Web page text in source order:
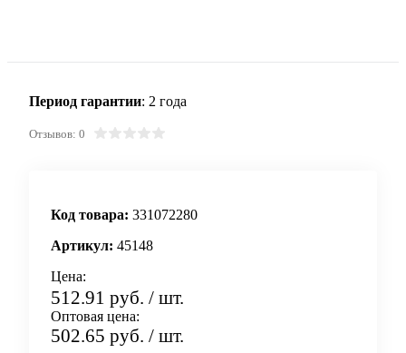
Период гарантии: 2 года
Отзывов: 0
Код товара: 331072280
Артикул: 45148
Цена:
512.91 руб. / шт.
Оптовая цена:
502.65 руб. / шт.